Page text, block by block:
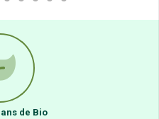
de Bio